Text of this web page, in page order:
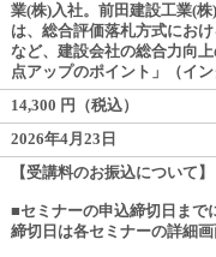
業(株)入社。前田建設工業(
は、総合評価落札方式にお
など、建設会社の総合力向
点アップのポイント」（イ
14,300 円（税込）
2026年4月23日
【受講料のお振込について】
■セミナーの申込締切日まで
締切日は各セミナーの詳細